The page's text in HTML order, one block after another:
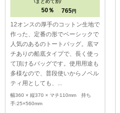
\まとめて割/
50％ 765円
12オンスの厚手のコットン生地で
作った、定番の形でベーシックで
人気のあるのトートバッグ。底マ
チありの船底タイプで、長く使っ
て頂けるバッグです。使用用途も
多様なので、普段使いからノベル
ティ用としても、...
幅360 × 縦370 × マチ110mm 持ち
手:25×560mm